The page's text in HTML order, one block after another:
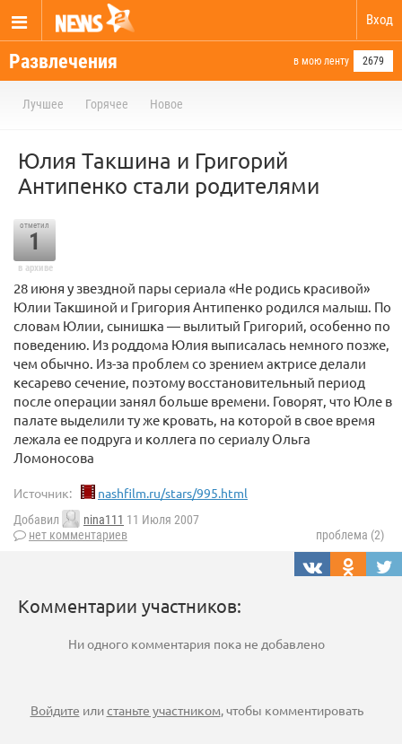
Вход
Развлечения в мою ленту 2679
Лучшее Горячее Новое
Юлия Такшина и Григорий
Антипенко стали родителями
отметил
1
в архиве
28 июня у звездной пары сериала «Не родись красивой»
Юлии Такшиной и Григория Антипенко родился малыш. По
словам Юлии, сынишка — вылитый Григорий, особенно по
поведению. Из роддома Юлия выписалась немного позже,
чем обычно. Из-за проблем со зрением актрисе делали
кесарево сечение, поэтому восстановительный период
после операции занял больше времени. Говорят, что Юле в
палате выделили ту же кровать, на которой в свое время
лежала ее подруга и коллега по сериалу Ольга
Ломоносова
Источник: nashfilm.ru/stars/995.html
Добавил nina111 11 Июля 2007
нет комментариев
проблема (2)
Комментарии участников:
Ни одного комментария пока не добавлено
Войдите илистаньте участником, чтобы комментировать